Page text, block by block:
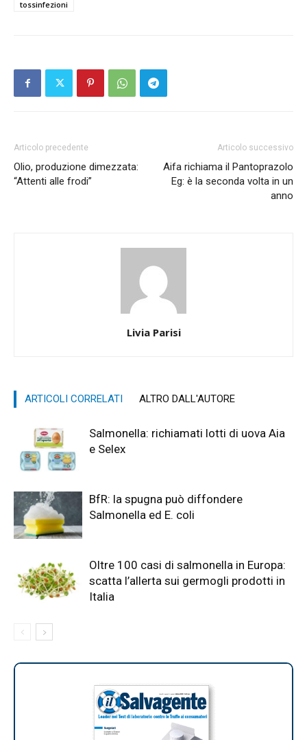
tossinfezioni
Articolo precedente
Olio, produzione dimezzata:
“Attenti alle frodi”
Articolo successivo
Aifa richiama il Pantoprazolo
Eg: è la seconda volta in un
anno
Livia Parisi
ARTICOLI CORRELATI ALTRO DALL'AUTORE
Salmonella: richiamati lotti di uova Aia
e Selex
BfR: la spugna può diffondere
Salmonella ed E. coli
Oltre 100 casi di salmonella in Europa:
scatta l’allerta sui germogli prodotti in
Italia